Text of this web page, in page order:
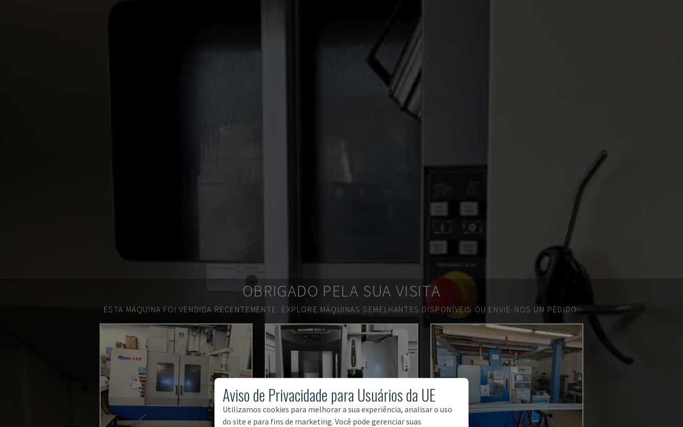
OBRIGADO PELA SUA VISITA
ESTA MÁQUINA FOI VENDIDA RECENTEMENTE. EXPLORE MÁQUINAS SEMELHANTES DISPONÍVEIS OU ENVIE-NOS UM PEDIDO.
Aviso de Privacidade para Usuários da UE
Utilizamos cookies para melhorar a sua experiência, analisar o uso
do site e para fins de marketing. Você pode gerenciar suas